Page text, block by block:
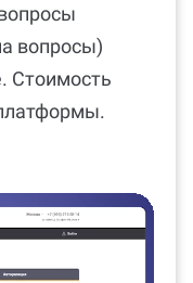
вопросы)
Стоимость